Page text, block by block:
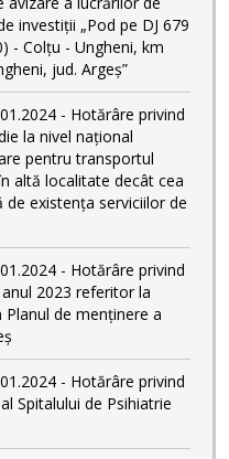
investiții „Pod pe DJ 679
- Colțu - Ungheni, km
jud. Argeș”
- Hotărâre privind
la nivel național
pentru transportul
altă localitate decât cea
de existența serviciilor de
- Hotărâre privind
2023 referitor la
de menținere a
- Hotărâre privind
Spitalului de Psihiatrie